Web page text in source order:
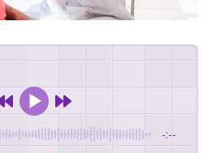
-:--